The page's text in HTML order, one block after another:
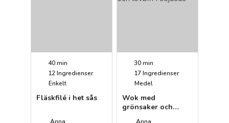
40 min
12Ingredienser
Enkelt
Fläskfilé i het sås
30 min
17Ingredienser
Medel
Wok med
grönsaker och